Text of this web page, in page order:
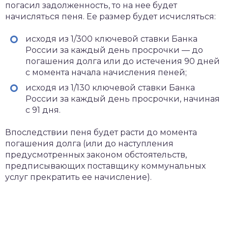
погасил задолженность, то на нее будет
начисляться пеня. Ее размер будет исчисляться:
исходя из 1/300 ключевой ставки Банка
России за каждый день просрочки — до
погашения долга или до истечения 90 дней
с момента начала начисления пеней;
исходя из 1/130 ключевой ставки Банка
России за каждый день просрочки, начиная
с 91 дня.
Впоследствии пеня будет расти до момента
погашения долга (или до наступления
предусмотренных законом обстоятельств,
предписывающих поставщику коммунальных
услуг прекратить ее начисление).